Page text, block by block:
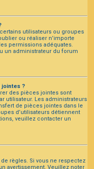
utilisateurs ou groupes
ou réaliser n’importe
permissions adéquates.
un administrateur du forum
jointes ?
des pièces jointes sont
utilisateur. Les administrateurs
de pièces jointes dans le
d’utilisateurs détiennent
veuillez contacter un
règles. Si vous ne respectez
avertissement. Veuillez noter